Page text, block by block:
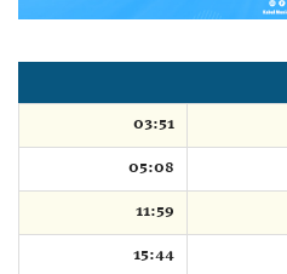
03:51
05:08
11:59
15:44